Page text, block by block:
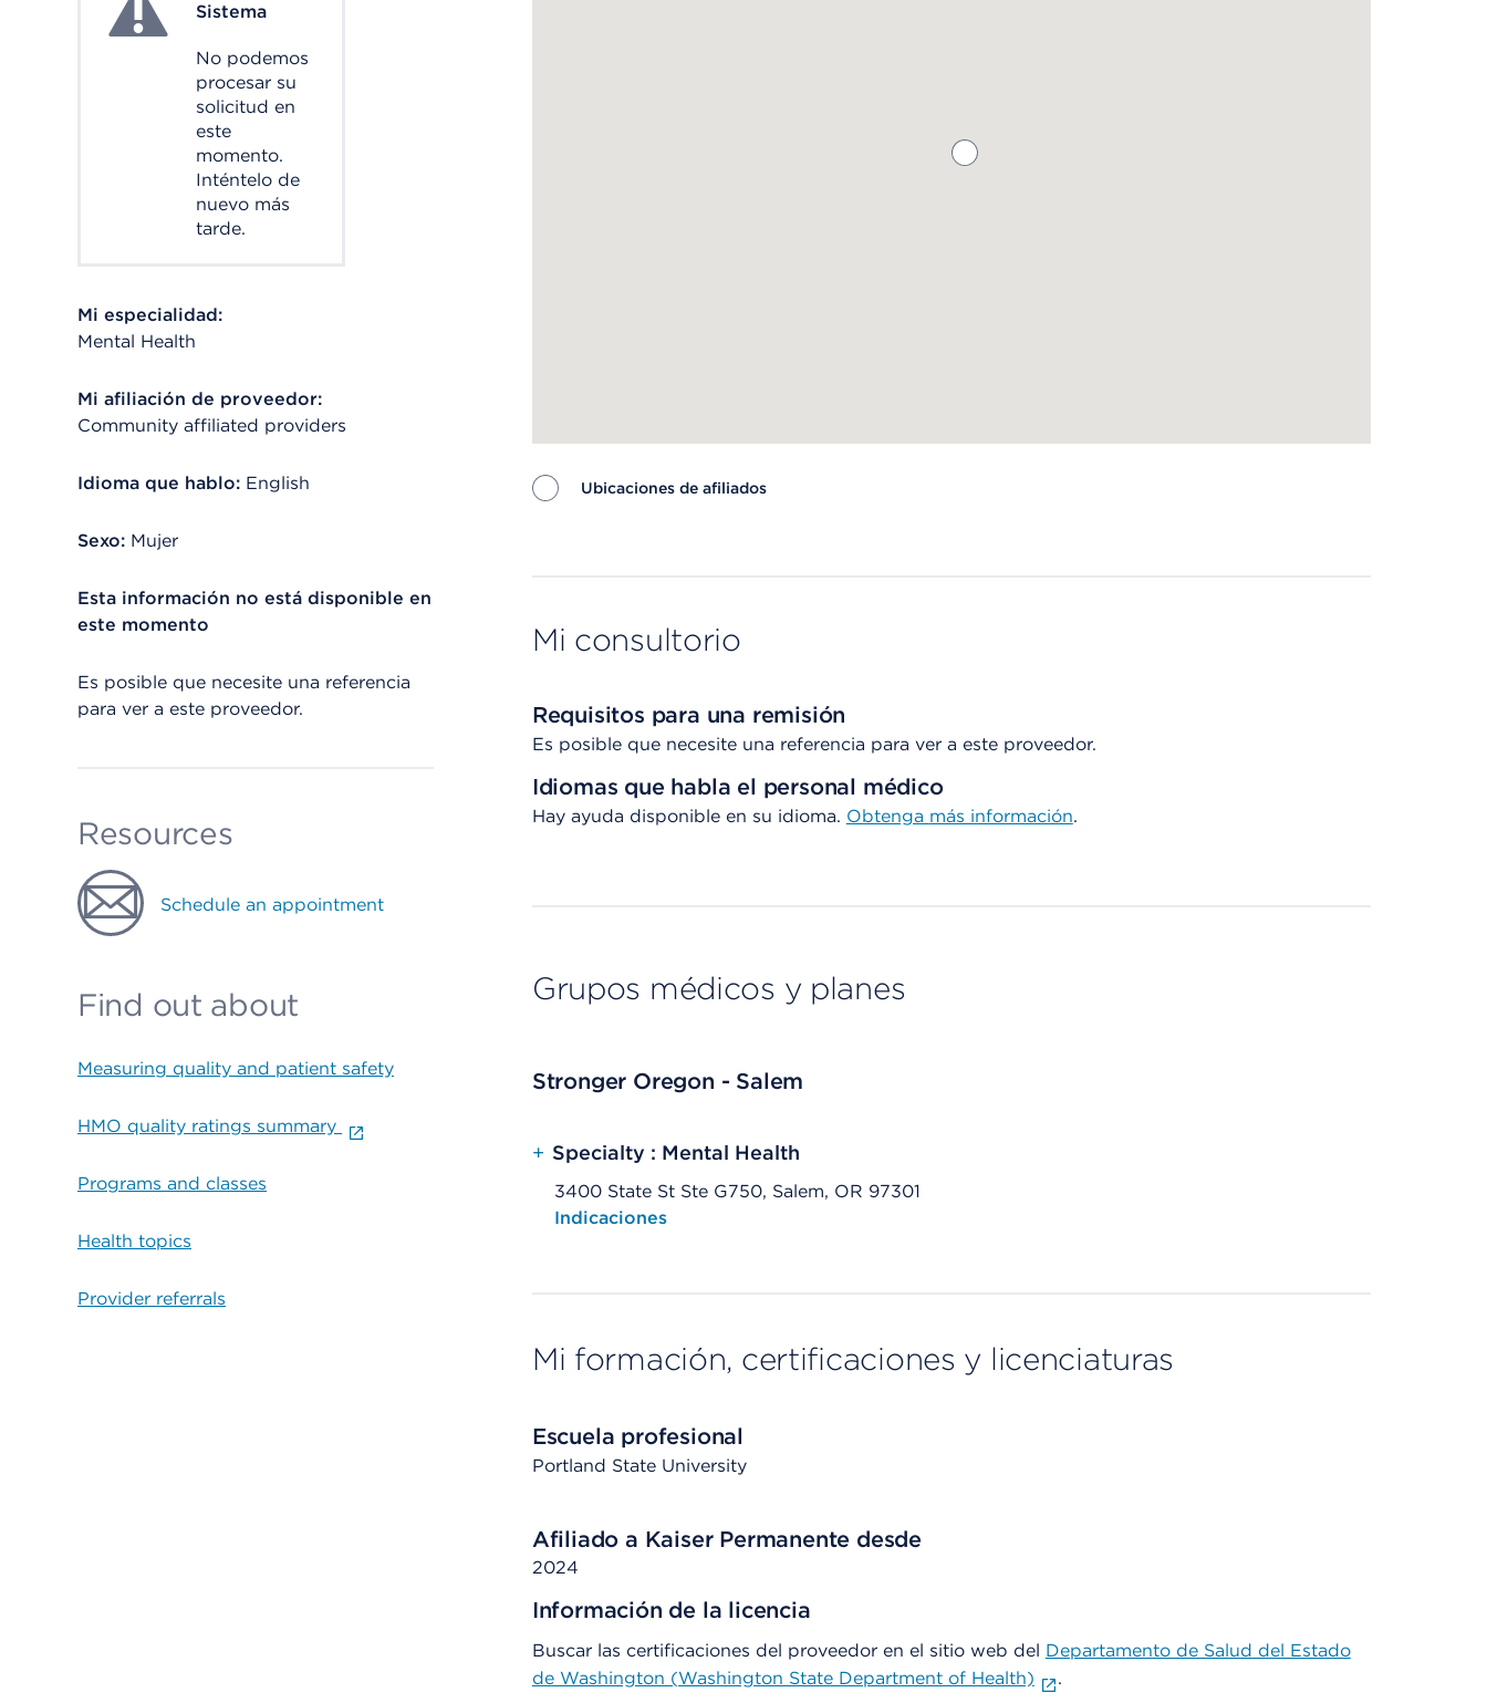
Sistema
No podemos
procesar su
solicitud en
este
momento.
Inténtelo de
nuevo más
tarde.
Mi especialidad:
Mental Health
Mi afiliación de proveedor:
Community affiliated providers
Idioma que hablo: English
Sexo: Mujer
Esta información no está disponible en
este momento
Es posible que necesite una referencia
para ver a este proveedor.
Resources
Schedule an appointment
Find out about
Measuring quality and patient safety
HMO quality ratings summary
Programs and classes
Health topics
Provider referrals
Ubicaciones de afiliados
Mi consultorio
Requisitos para una remisión
Es posible que necesite una referencia para ver a este proveedor.
Idiomas que habla el personal médico
Hay ayuda disponible en su idioma. Obtenga más información.
Grupos médicos y planes
Stronger Oregon - Salem
+ Specialty : Mental Health
3400 State St Ste G750, Salem, OR 97301
Opens native map application on mobile devices
Indicaciones
Mi formación, certificaciones y licenciaturas
Escuela profesional
Portland State University
Afiliado a Kaiser Permanente desde
2024
Información de la licencia
Buscar las certificaciones del proveedor en el sitio web del Departamento de Salud del Estado
de Washington (Washington State Department of Health)
.